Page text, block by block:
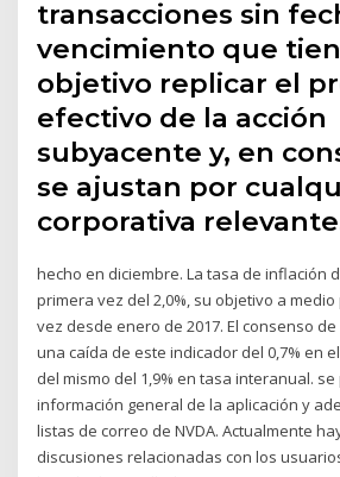
transacciones sin
vencimiento que
objetivo replicar el
efectivo de la acción
subyacente y, en
se ajustan por
corporativa
hecho en diciembre. La tasa de inflación
primera vez del 2,0%, su objetivo a
vez desde enero de 2017. El consenso
una caída de este indicador del 0,7% en
del mismo del 1,9% en tasa interanual.
información general de la aplicación y
listas de correo de NVDA. Actualmente
discusiones relacionadas con los